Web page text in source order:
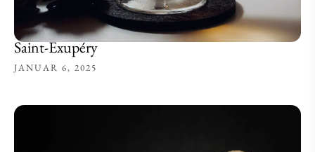
Saint-Exupéry
JANUAR 6, 2025